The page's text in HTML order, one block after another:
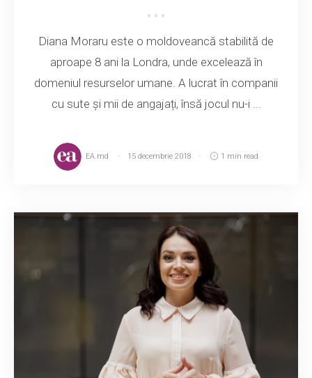
Diana Moraru este o moldoveancă stabilită de
aproape 8 ani la Londra, unde excelează în
domeniul resurselor umane. A lucrat în companii
cu sute și mii de angajați, însă jocul nu-i ...
EA.md 15 decembrie 2018 1 min read